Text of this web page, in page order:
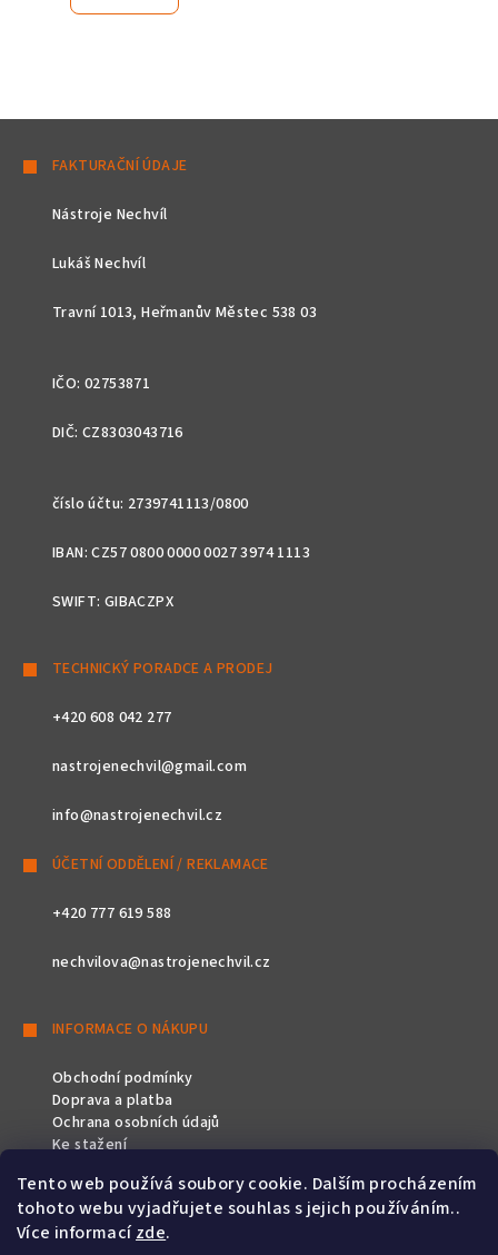
Tento web používá soubory cookie. Dalším procházením
tohoto webu vyjadřujete souhlas s jejich používáním..
Více informacízde.
FAKTURAČNÍ ÚDAJE
Nástroje Nechvíl
Lukáš Nechvíl
Travní 1013, Heřmanův Městec 538 03
IČO: 02753871
DIČ: CZ8303043716
číslo účtu: 2739741113/0800
IBAN: CZ57 0800 0000 0027 3974 1113
SWIFT: GIBACZPX
TECHNICKÝ PORADCE A PRODEJ
+420 608 042 277
nastrojenechvil@gmail.com
info@nastrojenechvil.cz
ÚČETNÍ ODDĚLENÍ / REKLAMACE
+420 777 619 588
nechvilova@nastrojenechvil.cz
INFORMACE O NÁKUPU
Obchodní podmínky
Doprava a platba
Ochrana osobních údajů
Ke stažení
SLEDUJTE NÁS